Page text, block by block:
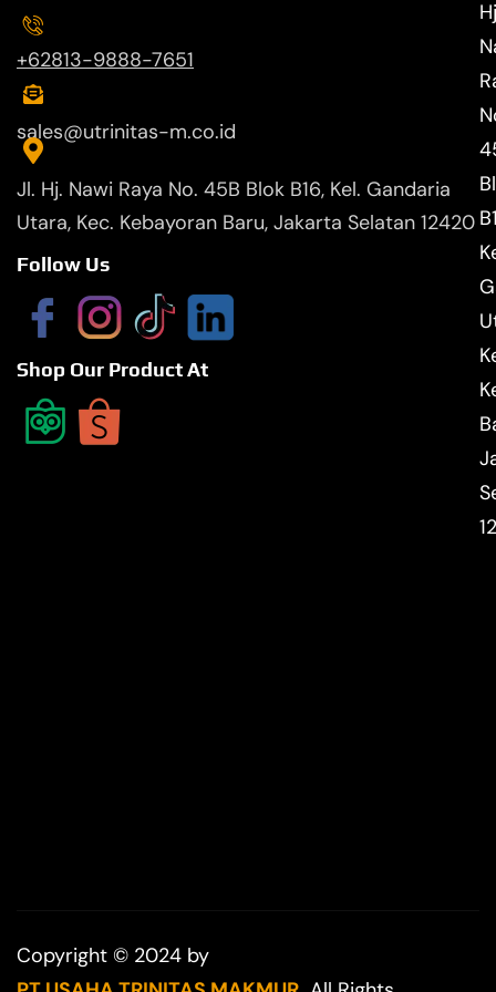
+62813-9888-7651
sales@utrinitas-m.co.id
Jl. Hj. Nawi Raya No. 45B Blok B16, Kel. Gandaria
Utara, Kec. Kebayoran Baru, Jakarta Selatan 12420
Follow Us
Shop Our Product At
Copyright © 2024 by